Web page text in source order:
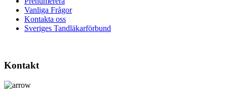
Vanliga Frågor
Kontakta oss
Sveriges Tandläkarförbund
Kontakt